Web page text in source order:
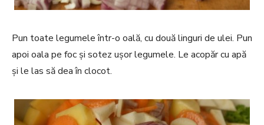
Pun toate legumele într-o oală, cu două linguri de ulei. Pun
apoi oala pe foc și sotez ușor legumele. Le acopăr cu apă
și le las să dea în clocot.